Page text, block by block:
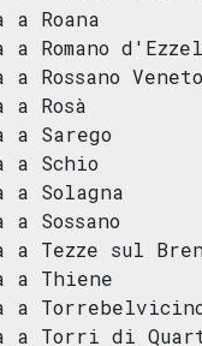
a Roana
a Romano
a Rossano Veneto
a Rosà
a Sarego
a Schio
a Solagna
a Sossano
a Tezze sul
a Thiene
a
a Torri di